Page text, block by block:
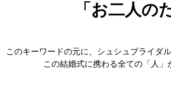
「お二人の
このキーワードの元に、シュシュブライダ
この結婚式に携わる全ての「人